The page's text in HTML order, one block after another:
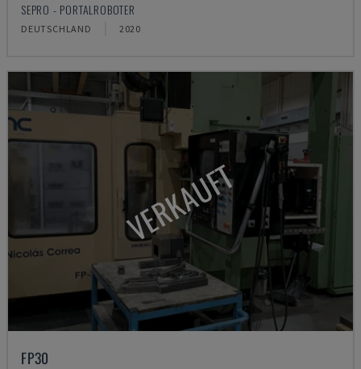
SEPRO - PORTALROBOTER
DEUTSCHLAND 2020
VERKAUFT
FP30